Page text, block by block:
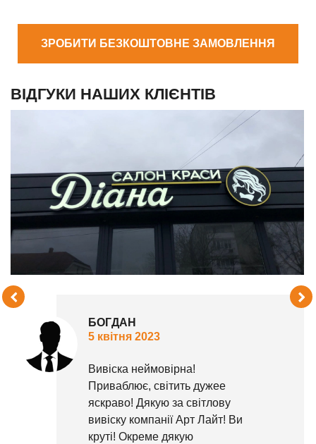
ЗРОБИТИ БЕЗКОШТОВНЕ ЗАМОВЛЕННЯ
ВІДГУКИ НАШИХ КЛІЄНТІВ
БОГДАН
5 квітня 2023
Вивіска неймовірна!
Приваблює, світить дужее
яскраво! Дякую за світлову
вивіску компанії Арт Лайт! Ви
круті! Окреме дякую